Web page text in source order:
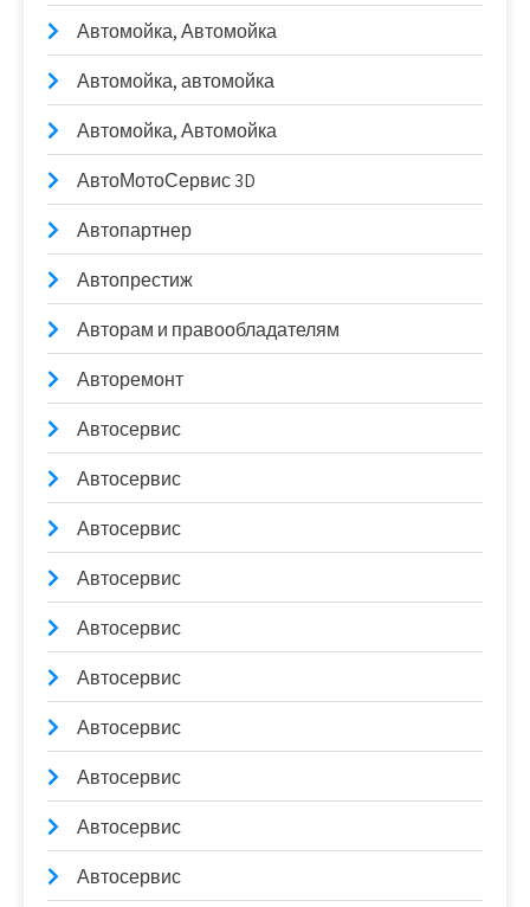
Автомойка, Автомойка
Автомойка, автомойка
Автомойка, Автомойка
АвтоМотоСервис 3D
Автопартнер
Автопрестиж
Авторам и правообладателям
Авторемонт
Автосервис
Автосервис
Автосервис
Автосервис
Автосервис
Автосервис
Автосервис
Автосервис
Автосервис
Автосервис